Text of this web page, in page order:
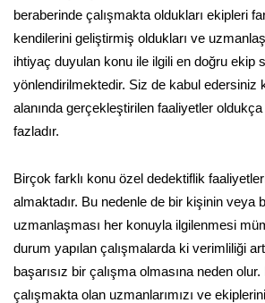
beraberinde çalışmakta oldukları ekipleri
kendilerini geliştirmiş oldukları ve
ihtiyaç duyulan konu ile ilgili en doğru ekip
yönlendirilmektedir. Siz de kabul edersiniz
alanında gerçekleştirilen faaliyetler
fazladır.
Birçok farklı konu özel dedektiflik
almaktadır. Bu nedenle de bir kişinin veya
uzmanlaşması her konuyla ilgilenmesi
durum yapılan çalışmalarda ki verimliliği
başarısız bir çalışma olmasına neden
çalışmakta olan uzmanlarımızı ve